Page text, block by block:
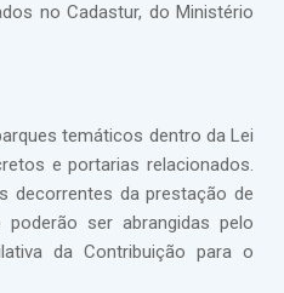
no Cadastur, do Ministério
temáticos dentro da Lei
e portarias relacionados.
decorrentes da prestação de
ser abrangidas pelo
da Contribuição para o